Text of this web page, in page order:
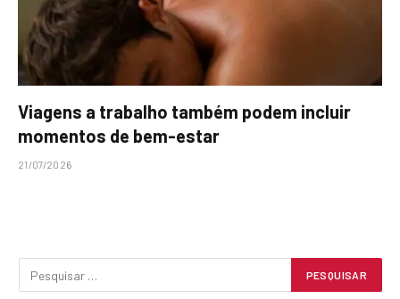
Viagens a trabalho também podem incluir
momentos de bem-estar
21/07/2026